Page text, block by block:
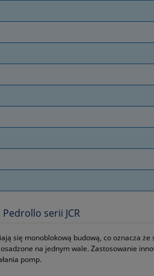
serii JCR
się monoblokową budową, co oznacza
na jednym wale. Zastosowanie
pomp.